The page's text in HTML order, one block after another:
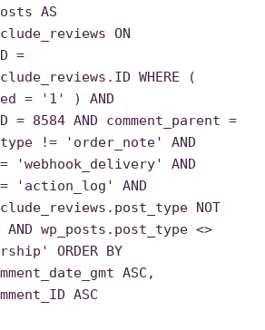
AS
ON
=
WHERE (
= '1' ) AND
= 8584 AND comment_parent =
!= 'order_note' AND
'webhook_delivery' AND
'action_log' AND
NOT
wp_posts.post_type <>
ORDER BY
ASC,
ASC